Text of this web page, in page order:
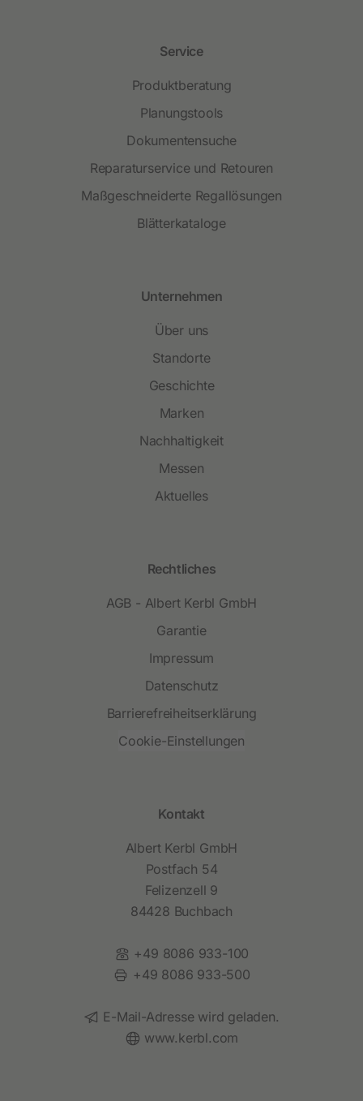
Service
Produktberatung
Planungstools
Dokumentensuche
Reparaturservice und Retouren
Maßgeschneiderte Regallösungen
Blätterkataloge
Unternehmen
Über uns
Standorte
Geschichte
Marken
Nachhaltigkeit
Messen
Aktuelles
Rechtliches
AGB - Albert Kerbl GmbH
Garantie
Impressum
Datenschutz
Barrierefreiheitserklärung
Cookie-Einstellungen
Kontakt
Albert Kerbl GmbH
Postfach 54
Felizenzell 9
84428 Buchbach
Telefon:
+49 8086 933-100
Fax:
+49 8086 933-500
E-Mail:
E-Mail-Adresse wird geladen.
Website:
www.kerbl.com